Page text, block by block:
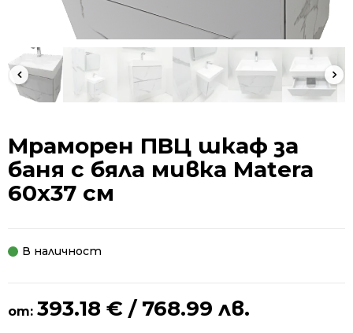
Мраморен ПВЦ шкаф за
баня с бяла мивка Matera
60x37 см
В наличност
от: 393.18 € / 768.99 лв.